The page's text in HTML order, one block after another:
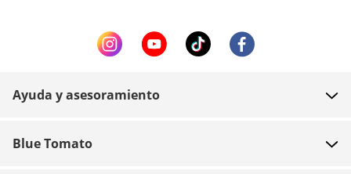
Ayuda y asesoramiento
Blue Tomato